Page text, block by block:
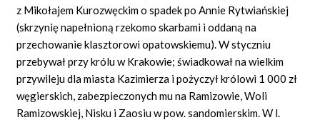
z Mikołajem Kurozwęckim o spadek po Annie Rytwiańskiej
(skrzynię napełnioną rzekomo skarbami i oddaną na
przechowanie klasztorowi opatowskiemu). W styczniu
przebywał przy królu w Krakowie; świadkował na wielkim
przywileju dla miasta Kazimierza i pożyczył królowi 1 000 zł
węgierskich, zabezpieczonych mu na Ramizowie, Woli
Ramizowskiej, Nisku i Zaosiu w pow. sandomierskim. W l.